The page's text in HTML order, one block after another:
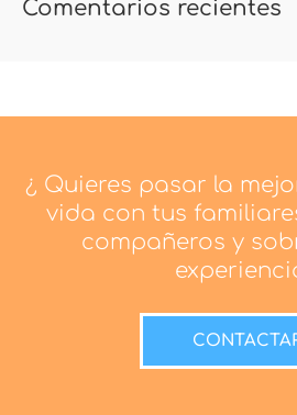
Comentarios recientes
¿ Quieres pasar la
vida con tus
compañeros y